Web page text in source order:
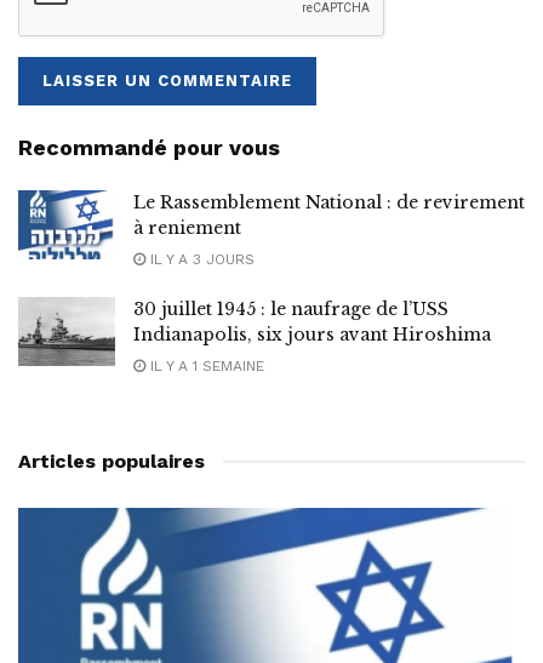
Recommandé pour vous
Le Rassemblement National : de revirement
à reniement
IL Y A 3 JOURS
30 juillet 1945 : le naufrage de l’USS
Indianapolis, six jours avant Hiroshima
IL Y A 1 SEMAINE
Articles populaires